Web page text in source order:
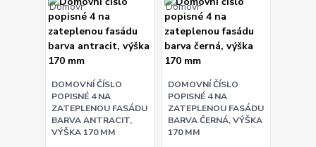
DOMOVNÍ ČÍSLO
POPISNÉ 4 NA
ZATEPLENOU FASÁDU
BARVA ANTRACIT,
VÝŠKA 170 MM
DOMOVNÍ ČÍSLO
POPISNÉ 4 NA
ZATEPLENOU FASÁDU
BARVA ČERNÁ, VÝŠKA
170 MM